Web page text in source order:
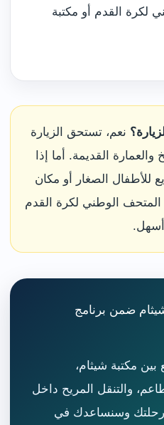
لكرة القدم أو مكتبة
نعم، تستحق الزيارة
القديمة. أما إذا
الصغار أو مكان
الوطني لكرة القدم
أسهل.
ضمن برنامج
بين مكتبة شيثام،
والتنقل المريح داخل
وسنساعدك في